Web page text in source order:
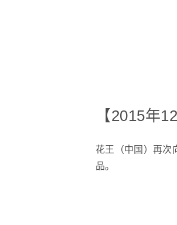
【2015年
花王（中国）再次
品。